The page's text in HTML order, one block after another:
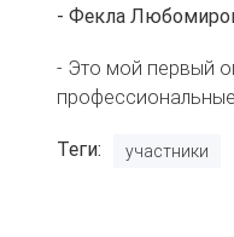
- Фекла
- Это мой первый
Теги участники